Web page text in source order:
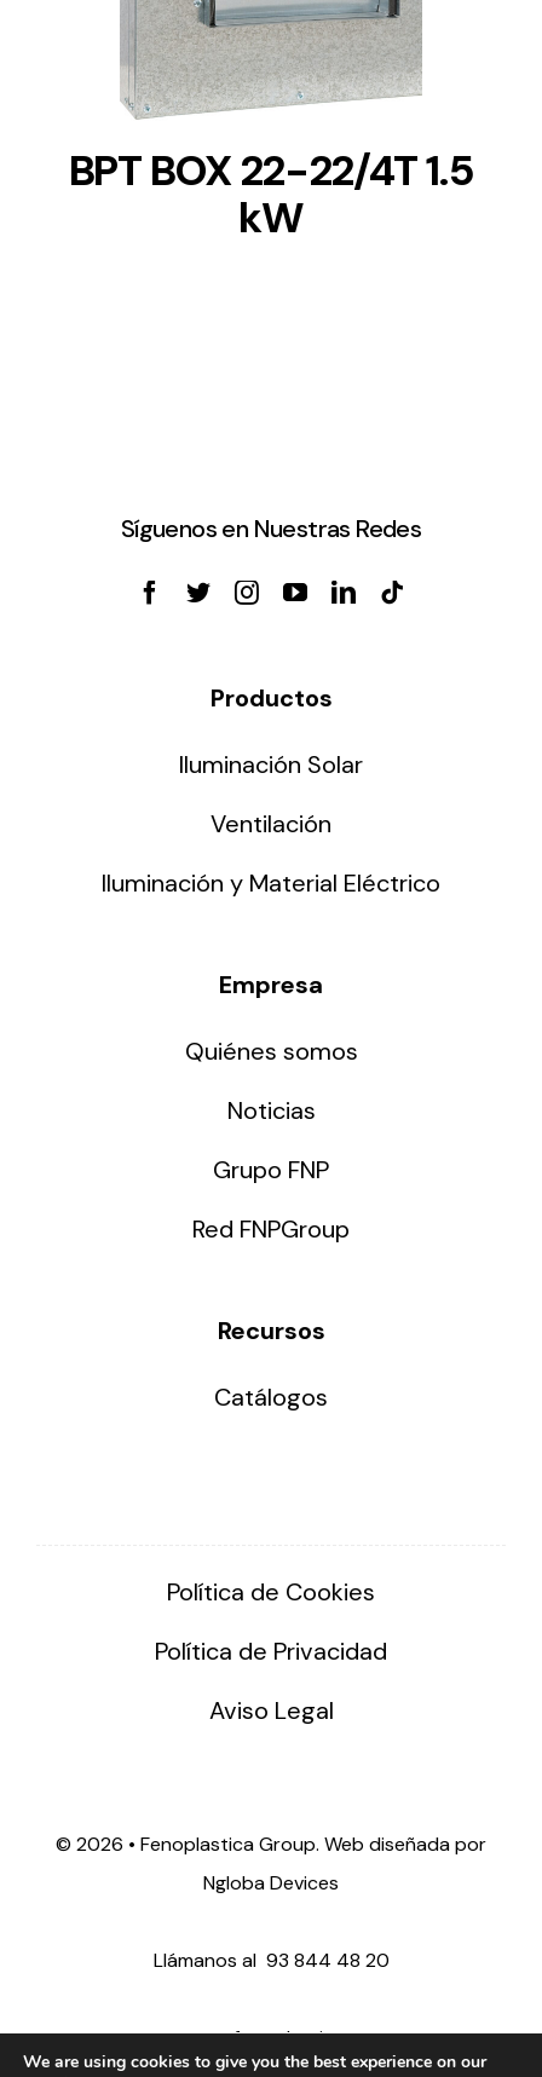
BPT BOX 22-22/4T 1.5
kW
Síguenos en Nuestras Redes
Productos
Iluminación Solar
Ventilación
Iluminación y Material Eléctrico
Empresa
Quiénes somos
Noticias
Grupo FNP
Red FNPGroup
Recursos
Catálogos
Política de Cookies
Política de Privacidad
Aviso Legal
© 2026 • Fenoplastica Group. Web diseñada por
Ngloba Devices
Llámanos al 93 844 48 20
ventas@fenoplastica.com
We are using cookies to give you the best experience on our